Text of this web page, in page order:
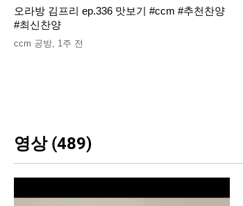
오라방 김프리 ep.336 맛보기 #ccm #추천찬양
#최신찬양
ccm 공방 1주 전
영상 (489)